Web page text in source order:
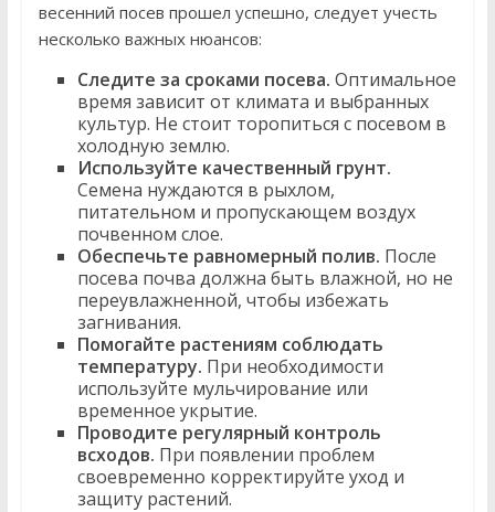
весенний посев прошел успешно, следует учесть
несколько важных нюансов:
Следите за сроками посева. Оптимальное
время зависит от климата и выбранных
культур. Не стоит торопиться с посевом в
холодную землю.
Используйте качественный грунт.
Семена нуждаются в рыхлом,
питательном и пропускающем воздух
почвенном слое.
Обеспечьте равномерный полив. После
посева почва должна быть влажной, но не
переувлажненной, чтобы избежать
загнивания.
Помогайте растениям соблюдать
температуру. При необходимости
используйте мульчирование или
временное укрытие.
Проводите регулярный контроль
всходов. При появлении проблем
своевременно корректируйте уход и
защиту растений.